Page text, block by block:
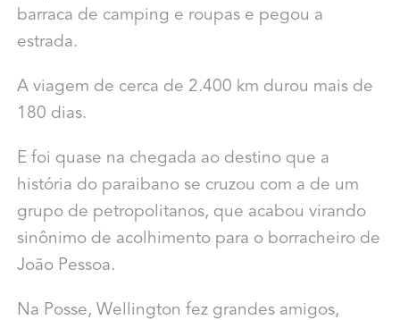
barraca de camping e roupas e pegou a
estrada.
A viagem de cerca de 2.400 km durou mais de
180 dias.
E foi quase na chegada ao destino que a
história do paraibano se cruzou com a de um
grupo de petropolitanos, que acabou virando
sinônimo de acolhimento para o borracheiro de
João Pessoa.
Na Posse, Wellington fez grandes amigos,